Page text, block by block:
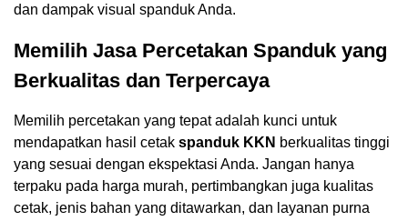
dan dampak visual spanduk Anda.
Memilih Jasa Percetakan Spanduk yang
Berkualitas dan Terpercaya
Memilih percetakan yang tepat adalah kunci untuk
mendapatkan hasil cetak spanduk KKN berkualitas tinggi
yang sesuai dengan ekspektasi Anda. Jangan hanya
terpaku pada harga murah, pertimbangkan juga kualitas
cetak, jenis bahan yang ditawarkan, dan layanan purna